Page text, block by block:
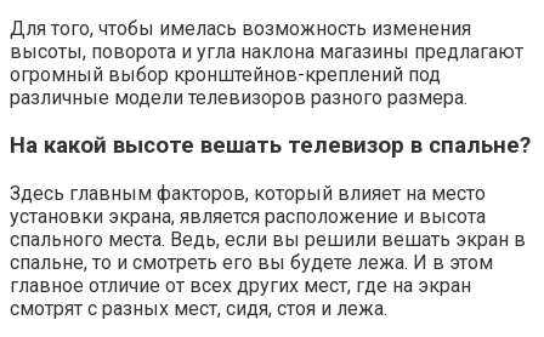
Для того, чтобы имелась возможность изменения
высоты, поворота и угла наклона магазины предлагают
огромный выбор кронштейнов-креплений под
различные модели телевизоров разного размера.
На какой высоте вешать телевизор в спальне?
Здесь главным факторов, который влияет на место
установки экрана, является расположение и высота
спального места. Ведь, если вы решили вешать экран в
спальне, то и смотреть его вы будете лежа. И в этом
главное отличие от всех других мест, где на экран
смотрят с разных мест, сидя, стоя и лежа.